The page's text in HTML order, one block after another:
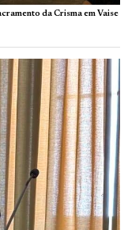
da Crisma em Vaise